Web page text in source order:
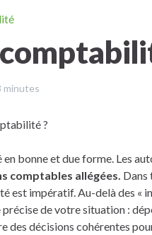
minutes
bonne et due forme. Les
comptables allégées. Dans
impératif. Au-delà des «
de votre situation :
des décisions cohérentes